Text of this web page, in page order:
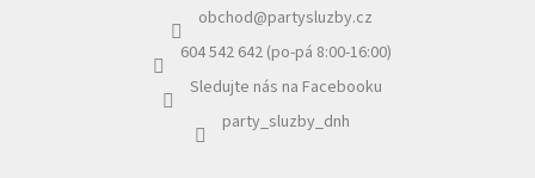
obchod@partysluzby.cz
604 542 642 (po-pá 8:00-16:00)
Sledujte nás na Facebooku
party_sluzby_dnh